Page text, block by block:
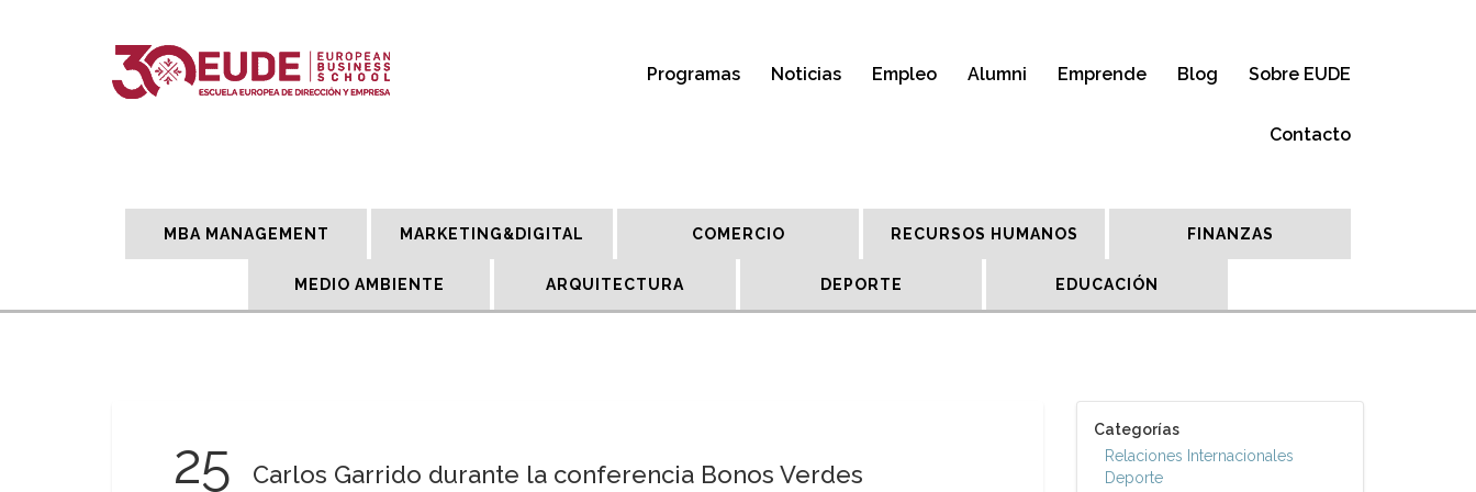
Programas Noticias Empleo Alumni Emprende Blog Sobre EUDE
Contacto
MBA MANAGEMENT MARKETING&DIGITAL COMERCIO RECURSOS HUMANOS FINANZAS
MEDIO AMBIENTE ARQUITECTURA DEPORTE EDUCACIÓN
25 Carlos Garrido durante la conferencia Bonos Verdes
Categorías
Relaciones Internacionales
Deporte